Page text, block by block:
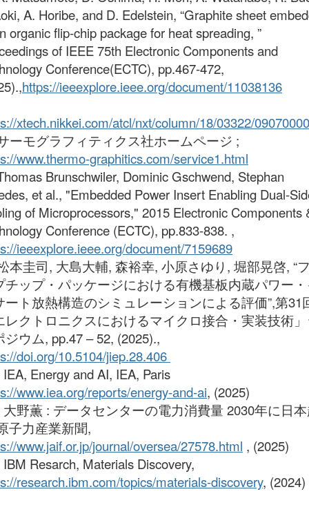
A. Horibe, and D. Edelstein, “Graphite sheet
organic flip-chip package for heat spreading, ”
of IEEE 75th Electronic Components and
Conference(ECTC), pp.467-472,
https://ieeexplore.ieee.org/document/11038136
xtech.nikkei.com/atcl/nxt/column/18/03322/
ーモグラフィティクス社ホームページ ;
www.thermo-graphitics.com/service1.html
Brunschwiler, Dominic Gschwend, Stephan
et al., "Embedded Power Insert Enabling Dual-
of Microprocessors," 2015 Electronic Components
Conference (ECTC), pp.833-838. ,
ieeexplore.ieee.org/document/7159689
本圭司, 大島大輔, 森裕幸, 小原さゆり, 堀部晃啓, “
チップ・パッケージにおける有機基板内蔵パワー
ート放熱構造のシミュレーションによる評価”,第31
レクトロニクスにおけるマイクロ接合・実装技術
ジウム, pp.47 – 52, (2025).,
doi.org/10.5104/jiep.28.406
Energy and AI, IEA, Paris
www.iea.org/reports/energy-and-ai, (2025)
大野薫 : データセンターの電力消費量 2030年に日
子力産業新聞,
www.jaif.or.jp/journal/oversea/27578.html , (2025)
Resarch, Materials Discovery,
research.ibm.com/topics/materials-discovery, (2024)